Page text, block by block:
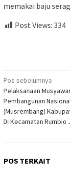
memakai baju
Post Views: 334
Navigasi
pos
Pos sebelumnya
Pelaksanaan
Pembangunan
(Musrembang)
Di Kecamatan Rumbio
POS TERKAIT